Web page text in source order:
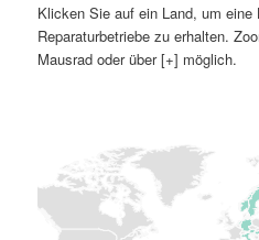
Klicken Sie auf ein Land, um
Reparaturbetriebe zu erhalten.
Mausrad oder über [+] möglich.